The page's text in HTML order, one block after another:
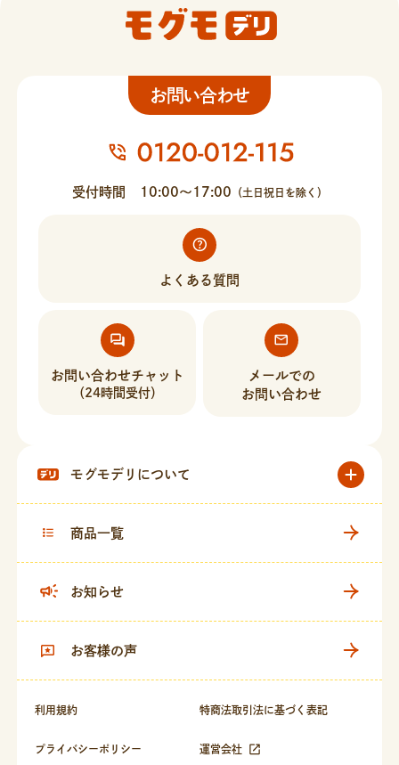
お問い合わせ
受付時間 10:00〜17:00 （土日祝日を除く）
よくある質問
お問い合わせチャット
（24時間受付）
メールでの
お問い合わせ
モグモデリについて
商品一覧
お知らせ
お客様の声
利用規約 特商法取引法に基づく表記
プライバシーポリシー 運営会社